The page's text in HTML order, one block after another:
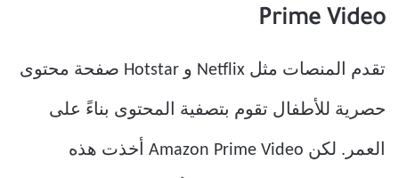
Prime Video
تقدم المنصات مثل Netflix و Hotstar صفحة محتوى
حصرية للأطفال تقوم بتصفية المحتوى بناءً على
العمر. لكن Amazon Prime Video أخذت هذه